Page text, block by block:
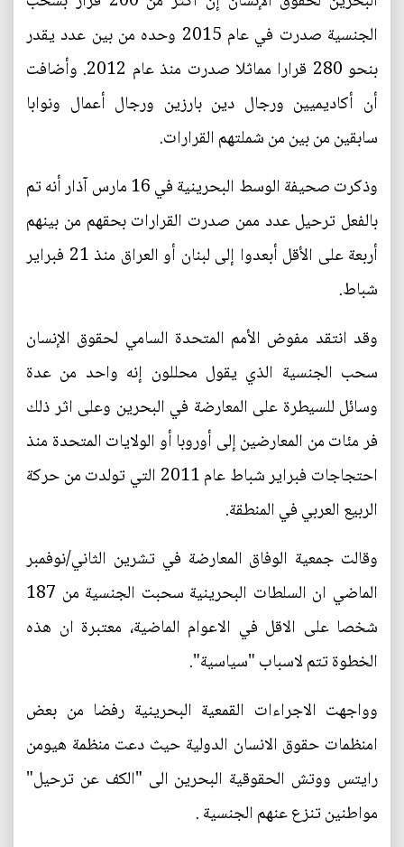
الجنسية صدرت في عام 2015 وحده من بين عدد يقدر
بنحو 280 قرارا مماثلا صدرت منذ عام 2012. وأضافت
أن أكاديميين ورجال دين بارزين ورجال أعمال ونوابا
سابقين من بين من شملتهم القرارات.
وذكرت صحيفة الوسط البحرينية في 16 مارس آذار أنه تم
بالفعل ترحيل عدد ممن صدرت القرارات بحقهم من بينهم
أربعة على الأقل أبعدوا إلى لبنان أو العراق منذ 21 فبراير
شباط.
وقد انتقد مفوض الأمم المتحدة السامي لحقوق الإنسان
سحب الجنسية الذي يقول محللون إنه واحد من عدة
وسائل للسيطرة على المعارضة في البحرين وعلى اثر ذلك
فر مئات من المعارضين إلى أوروبا أو الولايات المتحدة منذ
احتجاجات فبراير شباط عام 2011 التي تولدت من حركة
الربيع العربي في المنطقة.
وقالت جمعية الوفاق المعارضة في تشرين الثاني/نوفمبر
الماضي ان السلطات البحرينية سحبت الجنسية من 187
شخصا على الاقل في الاعوام الماضية، معتبرة ان هذه
الخطوة تتم لاسباب "سياسية".
وواجهت الاجراءات القمعية البحرينية رفضا من بعض
امنظمات حقوق الانسان الدولية حيث دعت منظمة هيومن
رايتس ووتش الحقوقية البحرين الى "الكف عن ترحيل"
مواطنين تنزع عنهم الجنسية .